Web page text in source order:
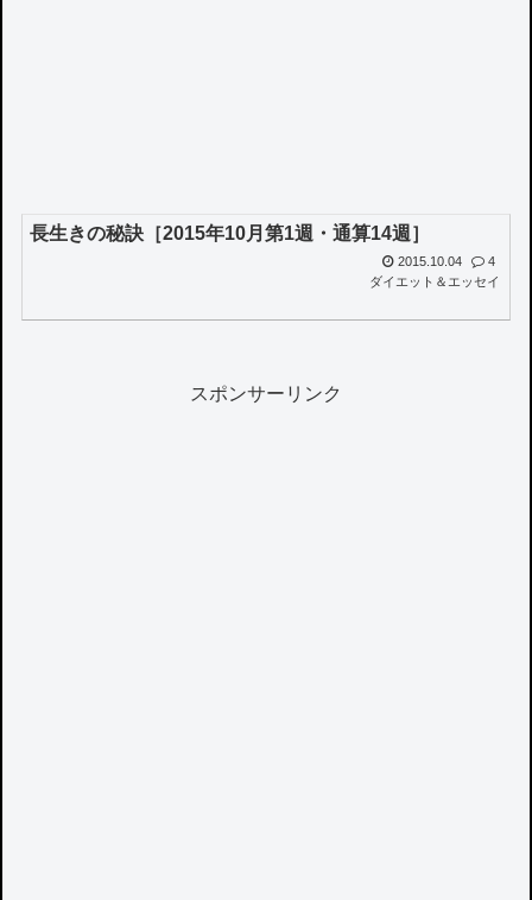
長生きの秘訣［2015年10月第1週・通算14週］
2015.10.04
4
ダイエット＆エッセイ
スポンサーリンク